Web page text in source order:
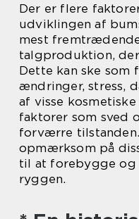
Der er flere
udviklingen af
mest
talgproduktion,
Dette kan ske som
ændringer, stress,
af visse
faktorer som sved
forværre
opmærksom på
til at forebygge og
ryggen.